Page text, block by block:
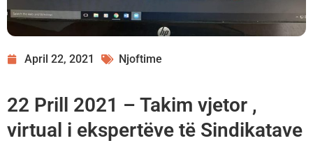
April 22, 2021 Njoftime
22 Prill 2021 – Takim vjetor ,
virtual i ekspertëve të Sindikatave